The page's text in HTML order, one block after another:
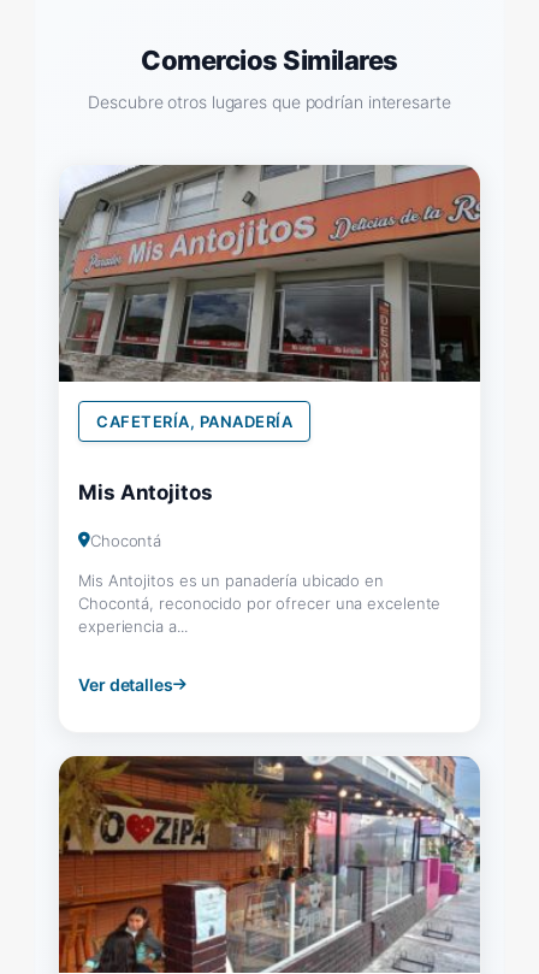
Comercios Similares
Descubre otros lugares que podrían interesarte
CAFETERÍA, PANADERÍA
Mis Antojitos
Chocontá
Mis Antojitos es un panadería ubicado en
Chocontá, reconocido por ofrecer una excelente
experiencia a...
Ver detalles